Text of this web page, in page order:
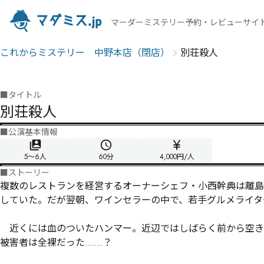
マーダーミステリー予約・レビューサイ
これからミステリー 中野本店（閉店） 別荘殺人
■タイトル
別荘殺人
■公演基本情報
5〜6人 60分 4,000円/人
■ストーリー
複数のレストランを経営するオーナーシェフ・小西幹典は離
していた。だが翌朝、ワインセラーの中で、若手グルメライ
近くには血のついたハンマー。近辺ではしばらく前から空
被害者は全裸だった……？